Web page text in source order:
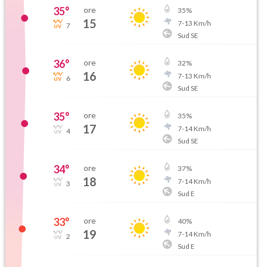
35°
7
ore
15
35%
7-13 Km/h
Sud SE
36°
6
ore
16
32%
7-13 Km/h
Sud SE
35°
4
ore
17
35%
7-14Km/h
Sud SE
34°
3
ore
18
37%
7-14Km/h
Sud E
33°
2
ore
19
40%
7-14Km/h
Sud E